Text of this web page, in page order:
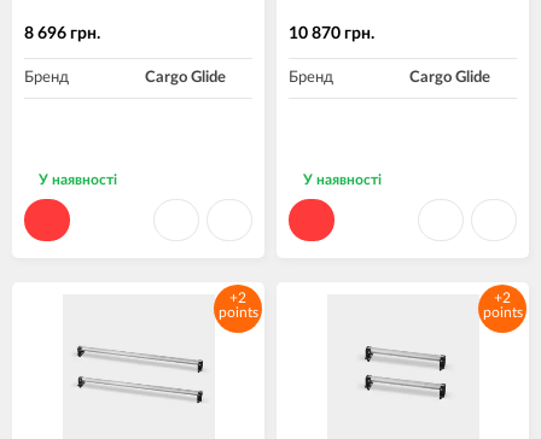
8 696 грн.
Бренд Cargo Glide
У наявності
10 870 грн.
Бренд Cargo Glide
У наявності
+2
points
+2
points